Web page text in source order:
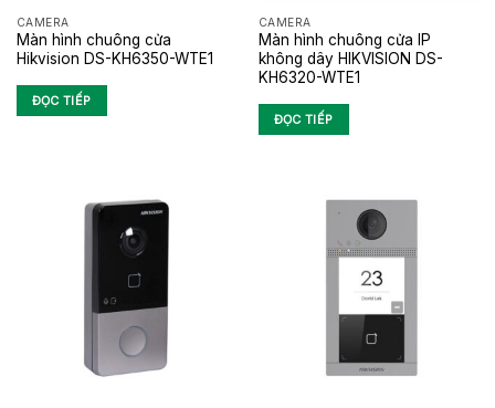
CAMERA
Màn hình chuông cửa
Hikvision DS-KH6350-WTE1
ĐỌC TIẾP
CAMERA
Màn hình chuông cửa IP
không dây HIKVISION DS-
KH6320-WTE1
ĐỌC TIẾP